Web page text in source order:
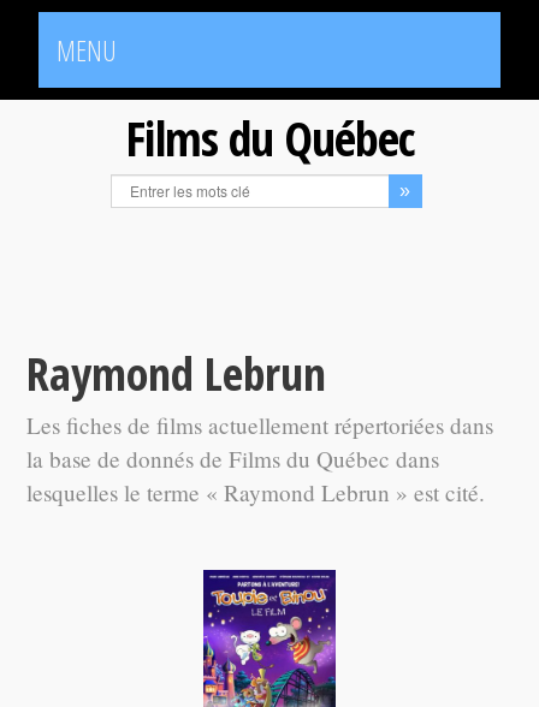
MENU
Films du Québec
Raymond Lebrun
Les fiches de films actuellement répertoriées dans
la base de donnés de Films du Québec dans
lesquelles le terme « Raymond Lebrun » est cité.